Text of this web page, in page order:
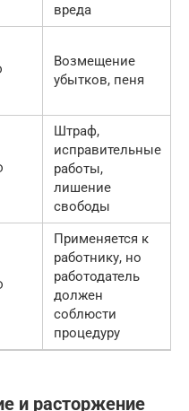
вреда
Возмещение
убытков, пеня
Штраф,
исправительные
работы,
лишение
свободы
Применяется к
работнику, но
работодатель
должен
соблюсти
процедуру
и расторжение